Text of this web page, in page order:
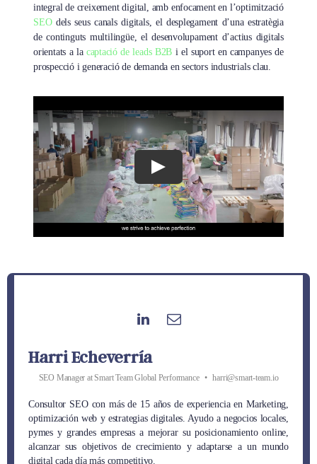
integral de creixement digital, amb enfocament en l’optimització
SEOdels seus canals digitals, el desplegament d’una estratègia
de continguts multilingüe, el desenvolupament d’actius digitals
orientats a la captació de leads B2B i el suport en campanyes de
prospecció i generació de demanda en sectors industrials clau.
Harri Echeverría
SEO Manager atSmart Team Global Performance • harri@smart-team.io
Consultor SEO con más de 15 años de experiencia en Marketing,
optimización web y estrategias digitales. Ayudo a negocios locales,
pymes y grandes empresas a mejorar su posicionamiento online,
alcanzar sus objetivos de crecimiento y adaptarse a un mundo
digital cada día más competitivo.